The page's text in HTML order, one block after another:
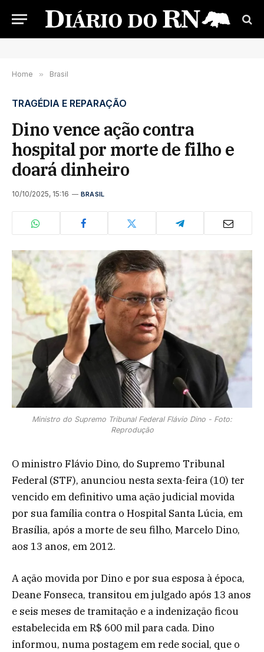
Home » Brasil
TRAGÉDIA E REPARAÇÃO
Dino vence ação contra
hospital por morte de filho e
doará dinheiro
10/10/2025, 15:16 BRASIL
Ministro do Supremo Tribunal Federal Flávio Dino - Foto:
Reprodução
O ministro Flávio Dino, do Supremo Tribunal
Federal (STF), anunciou nesta sexta-feira (10) ter
vencido em definitivo uma ação judicial movida
por sua família contra o Hospital Santa Lúcia, em
Brasília, após a morte de seu filho, Marcelo Dino,
aos 13 anos, em 2012.
A ação movida por Dino e por sua esposa à época,
Deane Fonseca, transitou em julgado após 13 anos
e seis meses de tramitação e a indenização ficou
estabelecida em R$ 600 mil para cada. Dino
informou, numa postagem em rede social, que o